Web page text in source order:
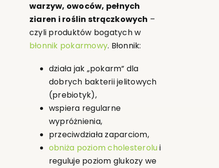
warzyw, owoców, pełnych
ziaren i roślin strączkowych –
czyli produktów bogatych w
błonnik pokarmowy. Błonnik:
działa jak „pokarm” dla
dobrych bakterii jelitowych
(prebiotyk),
wspiera regularne
wypróżnienia,
przeciwdziała zaparciom,
obniża poziom cholesterolui
reguluje poziom glukozy we